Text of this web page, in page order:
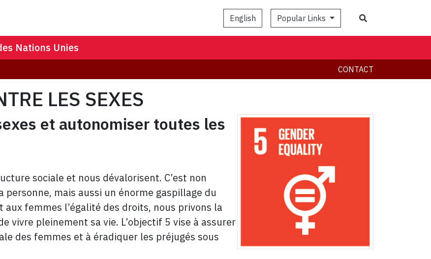
English Popular Links
Nations Unies
CONTACT
LES SEXES
et autonomiser toutes les
sociale et nous dévalorisent. C’est non
mais aussi un énorme gaspillage du
femmes l’égalité des droits, nous privons la
vivre pleinement sa vie. L’objectif 5 vise à assurer
des femmes et à éradiquer les préjugés sous